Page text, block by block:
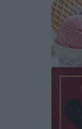
Ιάλυσος
Αθλητικά•
Εθνικός
Ακαδημίας
•